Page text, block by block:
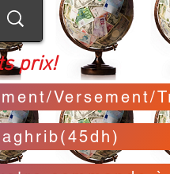
prix!
Versement/